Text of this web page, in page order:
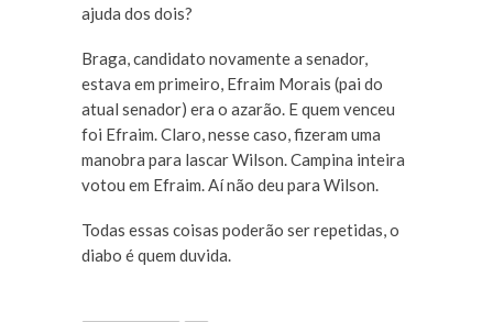
ajuda dos dois?
Braga, candidato novamente a senador,
estava em primeiro, Efraim Morais (pai do
atual senador) era o azarão. E quem venceu
foi Efraim. Claro, nesse caso, fizeram uma
manobra para lascar Wilson. Campina inteira
votou em Efraim. Aí não deu para Wilson.
Todas essas coisas poderão ser repetidas, o
diabo é quem duvida.